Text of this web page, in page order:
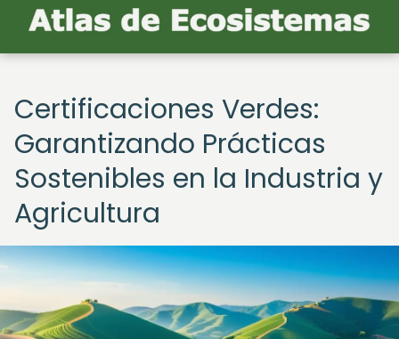
Certificaciones Verdes:
Garantizando Prácticas
Sostenibles en la Industria y
Agricultura